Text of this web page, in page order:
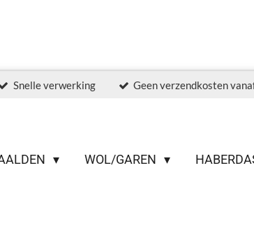
Snelle verwerking Geen verzendkosten
WOL/GAREN